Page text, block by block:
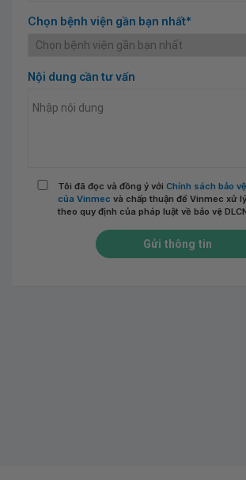
Chọn bệnh viện gần bạn nhất*
Nội dung cần tư vấn
Tôi đã đọc và đồng ý với Chính sách bảo
của Vinmec và chấp thuận để Vinmec xử
theo quy định của pháp luật về bảo vệ
Gửi thông tin